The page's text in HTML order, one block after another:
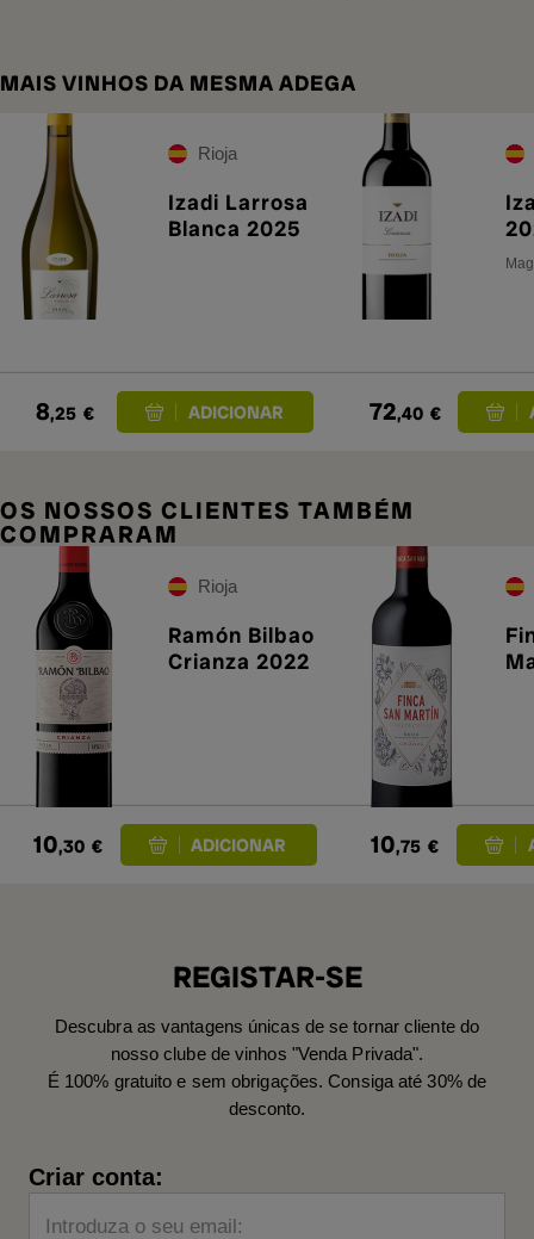
MAIS VINHOS DA MESMA ADEGA
Rioja
Izadi Larrosa
Blanca 2025
8,25 € 72,40 €
OS NOSSOS CLIENTES TAMBÉM
COMPRARAM
Rioja
Ramón Bilbao
Crianza 2022
10,30 € 10,75 €
REGISTAR-SE
Descubra as vantagens únicas de se tornar cliente do
nosso clube de vinhos "Venda Privada".
É 100% gratuito e sem obrigações. Consiga até 30% de
desconto.
Criar conta:
Introduza o seu email: